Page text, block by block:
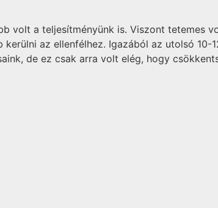
volt a teljesítményünk is. Viszont tetemes
az ellenfélhez. Igazából az utolsó 10-
de ez csak arra volt elég, hogy